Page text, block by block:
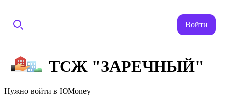
Войти
ТСЖ "ЗАРЕЧНЫЙ"
Нужно войти в ЮMoney